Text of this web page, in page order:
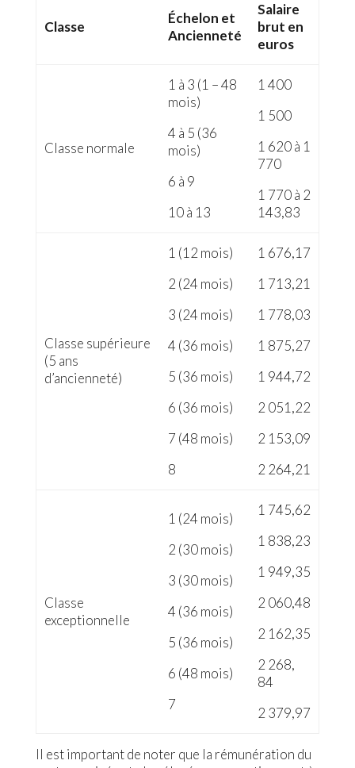
Classe
Échelon et
Ancienneté
Salaire
brut en
euros
Classe normale
1 à 3 (1 – 48
mois)
4 à 5 (36
mois)
6 à 9
10 à 13
1 400
1 500
1 620 à 1
770
1 770 à 2
143,83
Classe supérieure
(5 ans
d’ancienneté)
1 (12 mois)
2 (24 mois)
3 (24 mois)
4 (36 mois)
5 (36 mois)
6 (36 mois)
7 (48 mois)
8
1 676,17
1 713,21
1 778,03
1 875,27
1 944,72
2 051,22
2 153,09
2 264,21
Classe
exceptionnelle
1 (24 mois)
2 (30 mois)
3 (30 mois)
4 (36 mois)
5 (36 mois)
6 (48 mois)
7
1 745,62
1 838,23
1 949,35
2 060,48
2 162,35
2 268,
84
2 379,97
Il est important de noter que la rémunération du